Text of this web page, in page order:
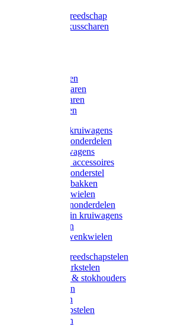
Klussen gereedschap
Gras & buxusscharen
Snoeischaren
Heggenscharen
Takkenscharen
Snoeimessen
Landbouwkruiwagens
Kruiwagenonderdelen
Bouwkruiwagens
Kruiwagen accessoires
Kruiwagenonderstel
Kruiwagenbakken
Kruiwagenwielen
Steekwagenonderdelen
Huis en Tuin kruiwagens
Steekwagen
Bok- en Zwenkwielen
Overige gereedschapstelen
Bezem-/Harkstelen
Handvaten & stokhouders
Hamerstelen
Spadestelen
Graanschopstelen
Schopstelen